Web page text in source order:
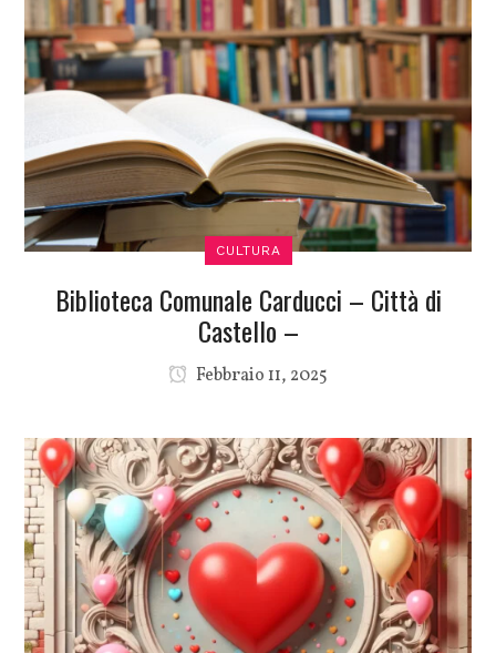
CULTURA
Biblioteca Comunale Carducci – Città di
Castello –
Febbraio 11, 2025